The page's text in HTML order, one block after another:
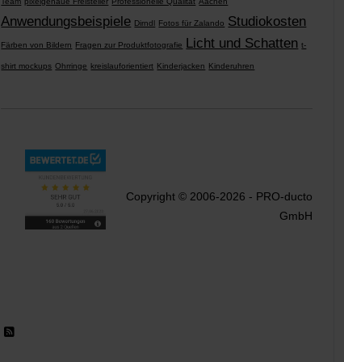
Anwendungsbeispiele Dirndl Fotos für Zalando Studiokosten
Färben von Bildern Fragen zur Produktfotografie Licht und Schatten t-
shirt mockups Ohrringe kreislauforientiert Kinderjacken Kinderuhren
Copyright © 2006-2026 - PRO-ducto
GmbH